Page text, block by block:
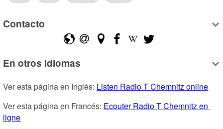
Contacto
En otros idiomas
Ver esta página en Inglés: Listen Radio T Chemnitz online
Ver esta página en Francés: Ecouter Radio T Chemnitz en
ligne